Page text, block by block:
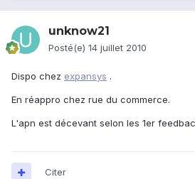
unknow21
Posté(e) 14 juillet 2010
Dispo chez expansys .
En réappro chez rue du commerce.
L'apn est décevant selon les 1er
Citer